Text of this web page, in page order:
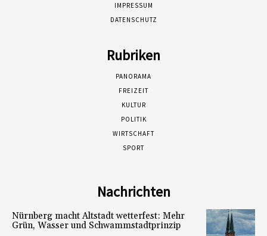
IMPRESSUM
DATENSCHUTZ
Rubriken
PANORAMA
FREIZEIT
KULTUR
POLITIK
WIRTSCHAFT
SPORT
Nachrichten
Nürnberg macht Altstadt wetterfest: Mehr
Grün, Wasser und Schwammstadtprinzip